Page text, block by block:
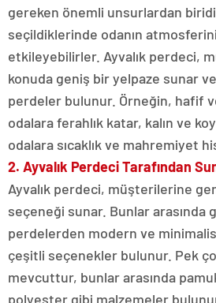
gereken önemli unsurlardan
seçildiklerinde odanın
etkileyebilirler. Ayvalık perdeci,
konuda geniş bir yelpaze sunar
perdeler bulunur. Örneğin, hafif
odalara ferahlık katar, kalın ve
odalara sıcaklık ve mahremiyet
2. Ayvalık Perdeci Tarafından
Ayvalık perdeci, müşterilerine
seçeneği sunar. Bunlar arasında
perdelerden modern ve
çeşitli seçenekler bulunur. Pek
mevcuttur, bunlar arasında
polyester gibi malzemeler